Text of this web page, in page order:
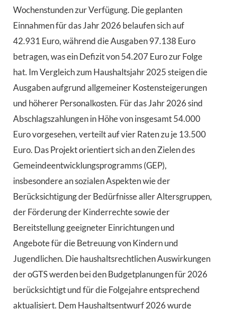
Wochenstunden zur Verfügung. Die geplanten
Einnahmen für das Jahr 2026 belaufen sich auf
42.931 Euro, während die Ausgaben 97.138 Euro
betragen, was ein Defizit von 54.207 Euro zur Folge
hat. Im Vergleich zum Haushaltsjahr 2025 steigen die
Ausgaben aufgrund allgemeiner Kostensteigerungen
und höherer Personalkosten. Für das Jahr 2026 sind
Abschlagszahlungen in Höhe von insgesamt 54.000
Euro vorgesehen, verteilt auf vier Raten zu je 13.500
Euro. Das Projekt orientiert sich an den Zielen des
Gemeindeentwicklungsprogramms (GEP),
insbesondere an sozialen Aspekten wie der
Berücksichtigung der Bedürfnisse aller Altersgruppen,
der Förderung der Kinderrechte sowie der
Bereitstellung geeigneter Einrichtungen und
Angebote für die Betreuung von Kindern und
Jugendlichen. Die haushaltsrechtlichen Auswirkungen
der oGTS werden bei den Budgetplanungen für 2026
berücksichtigt und für die Folgejahre entsprechend
aktualisiert. Dem Haushaltsentwurf 2026 wurde